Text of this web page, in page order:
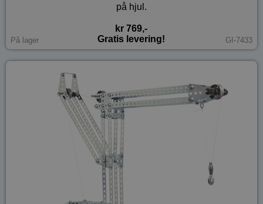
på hjul.
På lager
kr 769,-
Gratis levering!
GI-7433